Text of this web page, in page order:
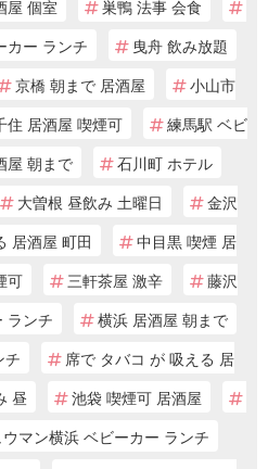
屋 個室
巣鴨 法事 会食
カー ランチ
曳舟 飲み放題
京橋 朝まで 居酒屋
小山市
住 居酒屋 喫煙可
練馬駅 ベビ
屋 朝まで
石川町 ホテル
大曽根 昼飲み 土曜日
金沢
居酒屋 町田
中目黒 喫煙 居
可 三軒茶屋 激辛
藤沢
ランチ
横浜 居酒屋 朝まで
チ
席で タバコ が 吸える 居
昼
池袋 喫煙可 居酒屋
マン横浜 ベビーカー ランチ